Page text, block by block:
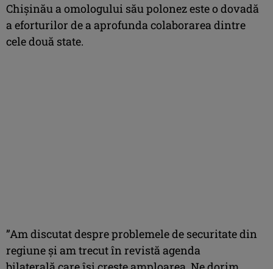
Chişinău a omologului său polonez este o dovadă
a eforturilor de a aprofunda colaborarea dintre
cele două state.
”Am discutat despre problemele de securitate din
regiune şi am trecut în revistă agenda